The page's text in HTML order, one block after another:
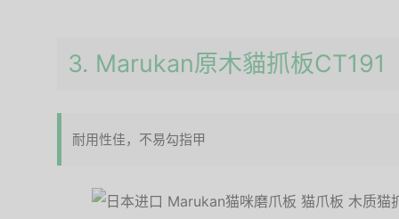
3. Marukan原木貓抓板CT191
耐用性佳，不易勾指甲